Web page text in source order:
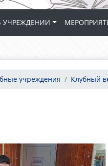
УЧРЕЖДЕНИИ
учреждения Клубный